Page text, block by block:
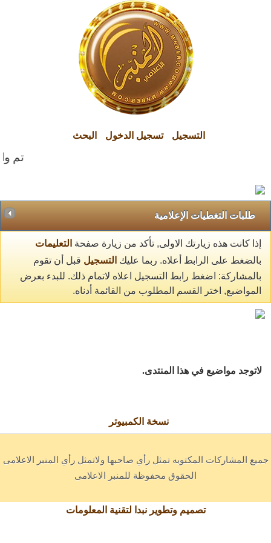
التسجيل تسجيل الدخول البحث
تم
طلبات التغطيات الإعلامية
إذا كانت هذه زيارتك الاولى, تأكد من زيارة صفحة التعليمات
بالضغط على الرابط أعلاه. ربما عليك التسجيل قبل أن تقوم
بالمشاركة: اضغط رابط التسجيل اعلاه لاتمام ذلك. للبدء بعرض
المواضيع, اختر القسم المطلوب من القائمة أدناه.
لاتوجد مواضيع في هذا المنتدى.
نسخة الكمبيوتر
جميع المشاركات المكتوبه تمثل رأي صاحبها ولاتمثل رأي المنبر الاعلامى
الحقوق محفوظة للمنبر الاعلامى
تصميم وتطوير نبدا لتقنية المعلومات